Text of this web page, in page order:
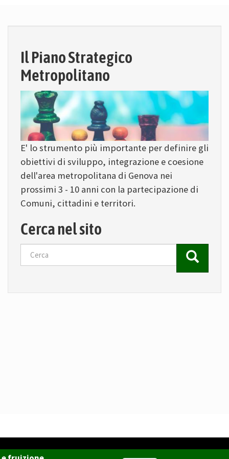
Il Piano Strategico
Metropolitano
E' lo strumento più importante per definire gli
obiettivi di sviluppo, integrazione e coesione
dell'area metropolitana di Genova nei
prossimi 3 - 10 anni con la partecipazione di
Comuni, cittadini e territori.
Cerca nel sito